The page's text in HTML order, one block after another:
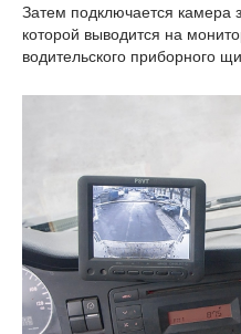
Затем подключается камера
которой выводится на
водительского приборного